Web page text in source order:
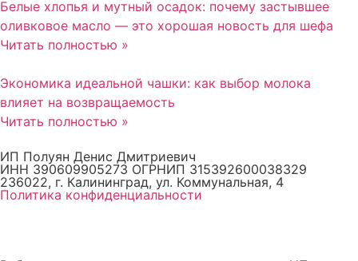
Белые хлопья и мутный осадок: почему застывшее
оливковое масло — это хорошая новость для шефа
Читать полностью »
Экономика идеальной чашки: как выбор молока
влияет на возвращаемость
Читать полностью »
ИП Полуян Денис Дмитриевич
ИНН 390609905273 ОГРНИП 315392600038329
236022, г. Калининград, ул. Коммунальная, 4
Политика конфиденциальности